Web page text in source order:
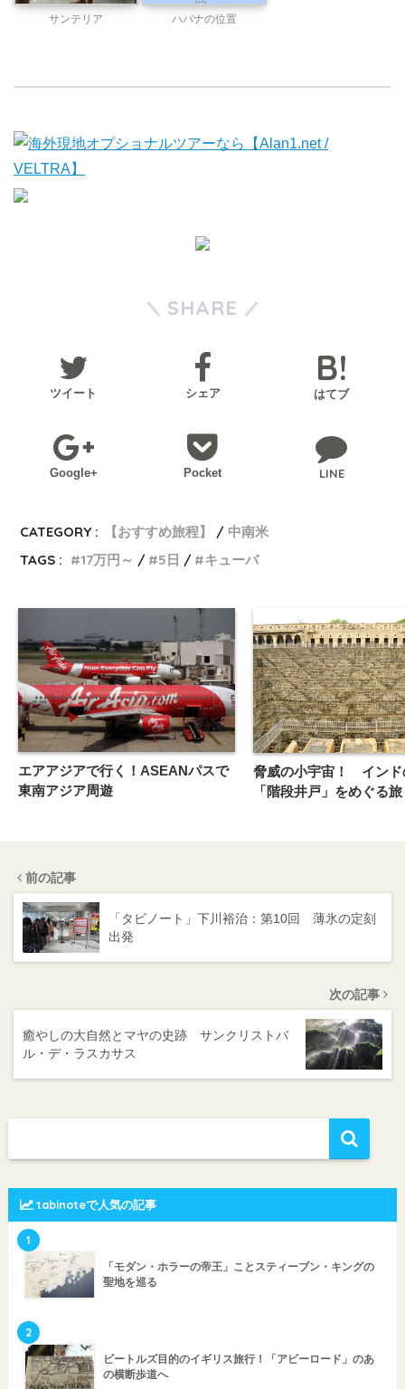
サンテリア ハバナの位置
SHARE
ツイート シェア はてブ
Google+ Pocket LINE
CATEGORY : 【おすすめ旅程】
中南米
TAGS :
17万円～ 5日 キューバ
エアアジアで行く！ASEANパスで
東南アジア周遊
脅威の小宇宙！ インド
「階段井戸」をめぐる旅
前の記事
「タビノート」下川裕治：第10回 薄氷の定刻
出発
次の記事
癒やしの大自然とマヤの史跡 サンクリストバ
ル・デ・ラスカサス
tabinoteで人気の記事
1
「モダン・ホラーの帝王」ことスティーブン・キングの
聖地を巡る
2
ビートルズ目的のイギリス旅行！「アビーロード」のあ
の横断歩道へ